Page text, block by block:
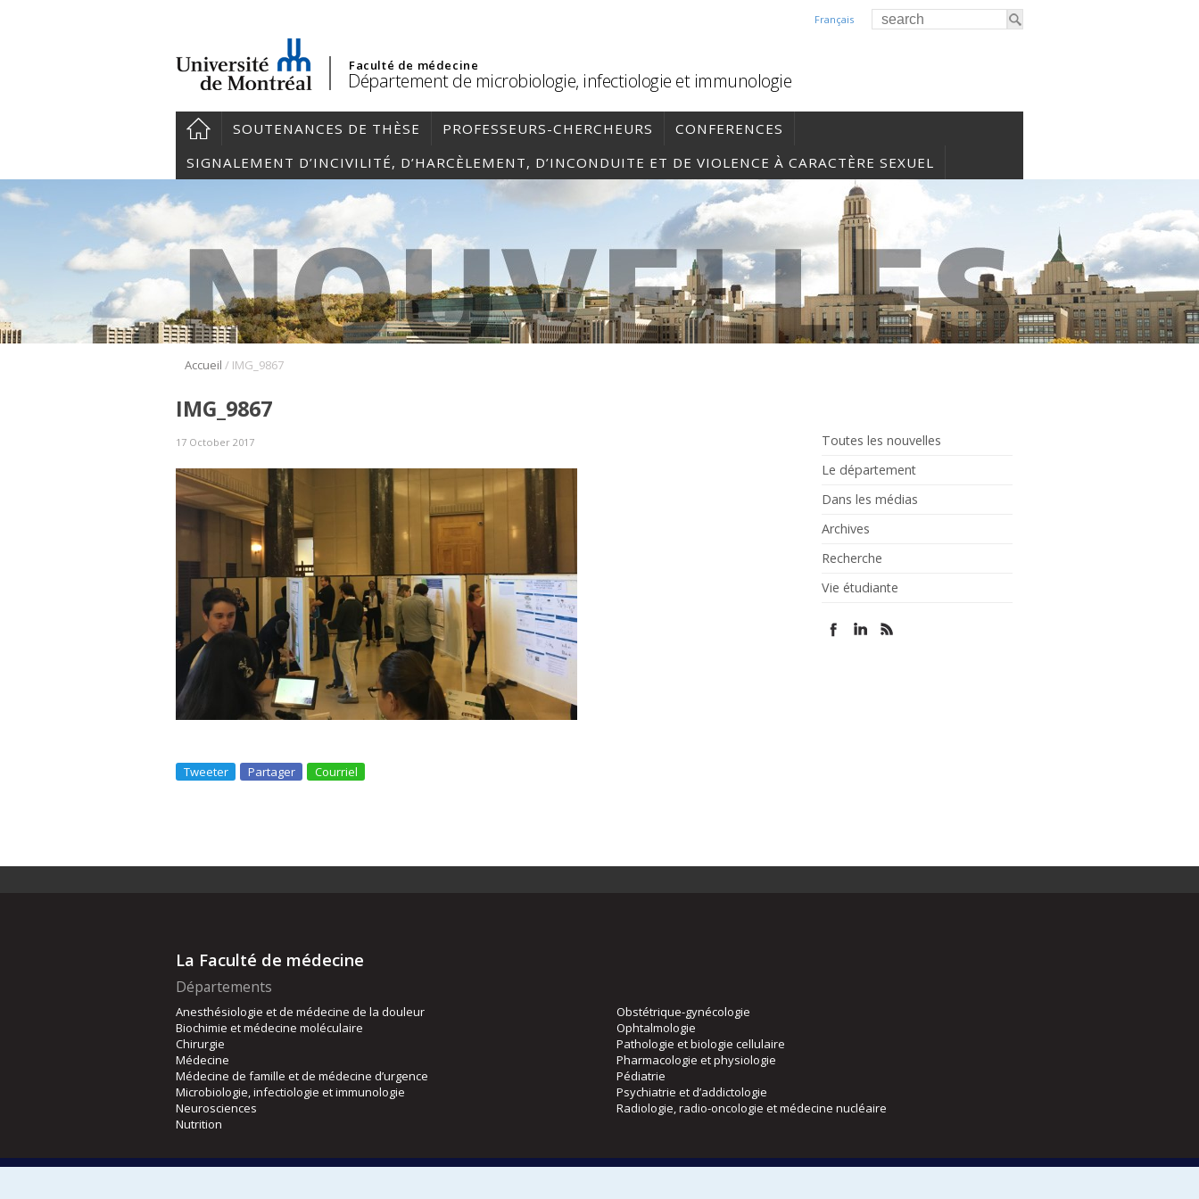
Français
Faculté de médecine
Département de microbiologie, infectiologie et immunologie
SOUTENANCES DE THÈSE PROFESSEURS-CHERCHEURS
CONFERENCES
SIGNALEMENT D’INCIVILITÉ, D’HARCÈLEMENT, D’INCONDUITE ET DE VIOLENCE À CARACTÈRE SEXUEL
Accueil / IMG_9867
Toutes les nouvelles
Le département
Dans les médias
Archives
Recherche
Vie étudiante
IMG_9867
17 October 2017
Tweeter Partager Courriel
La Faculté de médecine
Départements
Anesthésiologie et de médecine de la douleur
Biochimie et médecine moléculaire
Chirurgie
Médecine
Médecine de famille et de médecine d’urgence
Microbiologie, infectiologie et immunologie
Neurosciences
Nutrition
Obstétrique-gynécologie
Ophtalmologie
Pathologie et biologie cellulaire
Pharmacologie et physiologie
Pédiatrie
Psychiatrie et d’addictologie
Radiologie, radio-oncologie et médecine nucléaire
Écoles Directions